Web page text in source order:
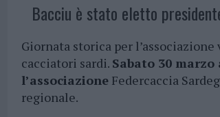
Bacciu è stato eletto
Giornata storica per
cacciatori sardi. Sabato 30
l’associazione Federcaccia
regionale.